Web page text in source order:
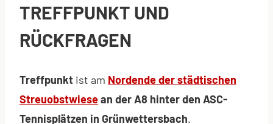
TREFFPUNKT UND
RÜCKFRAGEN
Treffpunkt ist am Nordende der städtischen
Streuobstwiesean der A8 hinter den ASC-
Tennisplätzen in Grünwettersbach.